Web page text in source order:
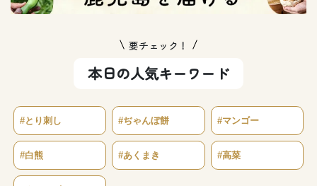
要チェック！
本日の人気キーワード
#とり刺し #ぢゃんぼ餅 #マンゴー
#白熊 #あくまき #高菜